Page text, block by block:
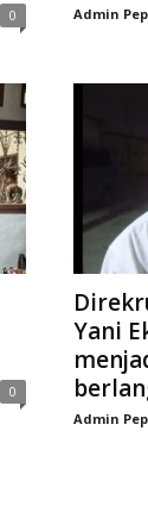
0 Admin
0
Yani
Admin